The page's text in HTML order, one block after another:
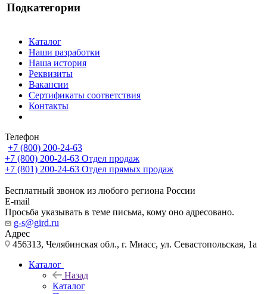
Подкатегории
Каталог
Наши разработки
Наша история
Реквизиты
Вакансии
Сертификаты соответствия
Контакты
Телефон
+7 (800) 200-24-63
+7 (800) 200-24-63 Отдел продаж
+7 (801) 200-24-63 Отдел прямых продаж
Бесплатный звонок из любого региона России
E-mail
Просьба указывать в теме письма, кому оно адресовано.
g-s@gird.ru
Адрес
456313, Челябинская обл., г. Миасс, ул. Севастопольская, 1а
Каталог
Назад
Каталог